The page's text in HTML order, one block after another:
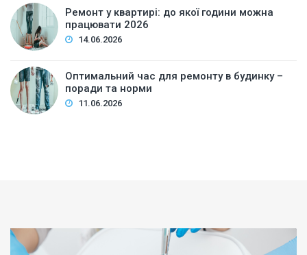
Ремонт у квартирі: до якої години можна
працювати 2026
14.06.2026
Оптимальний час для ремонту в будинку –
поради та норми
11.06.2026